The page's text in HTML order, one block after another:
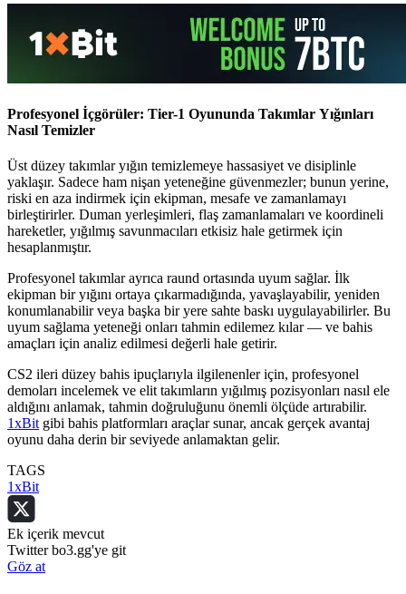
Profesyonel İçgörüler: Tier-1 Oyununda Takımlar Yığınları
Nasıl Temizler
Üst düzey takımlar yığın temizlemeye hassasiyet ve disiplinle
yaklaşır. Sadece ham nişan yeteneğine güvenmezler; bunun yerine,
riski en aza indirmek için ekipman, mesafe ve zamanlamayı
birleştirirler. Duman yerleşimleri, flaş zamanlamaları ve koordineli
hareketler, yığılmış savunmacıları etkisiz hale getirmek için
hesaplanmıştır.
Profesyonel takımlar ayrıca raund ortasında uyum sağlar. İlk
ekipman bir yığını ortaya çıkarmadığında, yavaşlayabilir, yeniden
konumlanabilir veya başka bir yere sahte baskı uygulayabilirler. Bu
uyum sağlama yeteneği onları tahmin edilemez kılar — ve bahis
amaçları için analiz edilmesi değerli hale getirir.
CS2 ileri düzey bahis ipuçlarıyla ilgilenenler için, profesyonel
demoları incelemek ve elit takımların yığılmış pozisyonları nasıl ele
aldığını anlamak, tahmin doğruluğunu önemli ölçüde artırabilir.
1xBitgibi bahis platformları araçlar sunar, ancak gerçek avantaj
oyunu daha derin bir seviyede anlamaktan gelir.
TAGS
1xBit
Ek içerik mevcut
Twitter bo3.gg'ye git
Göz at